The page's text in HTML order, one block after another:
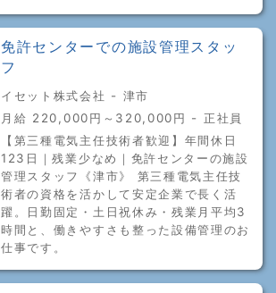
免許センターでの施設管理スタッ
フ
イセット株式会社 - 津市
月給 220,000円～320,000円 - 正社員
【第三種電気主任技術者歓迎】年間休日
123日｜残業少なめ｜免許センターの施設
管理スタッフ《津市》 第三種電気主任技
術者の資格を活かして安定企業で長く活
躍。日勤固定・土日祝休み・残業月平均3
時間と、働きやすさも整った設備管理のお
仕事です。